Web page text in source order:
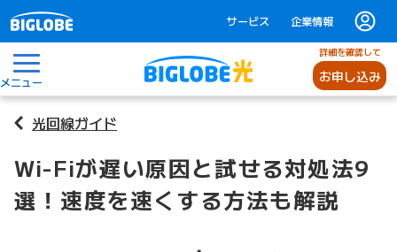
サービス 企業情報
メニュー
詳細を確認して
お申し込み
光回線ガイド
Wi-Fiが遅い原因と試せる対処法9
選！速度を速くする方法も解説